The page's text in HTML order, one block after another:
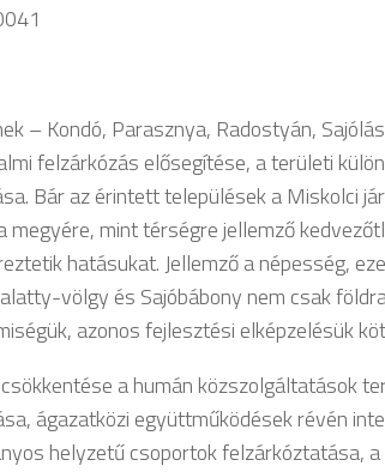
– Kondó, Parasznya, Radostyán,
felzárkózás elősegítése, a területi
Bár az érintett települések a Miskolci
mint térségre jellemző
hatásukat. Jellemző a népesség,
völgy és Sajóbábony nem csak
azonos fejlesztési elképzelésük
a humán közszolgáltatások
ágazatközi együttműködések révén
helyzetű csoportok felzárkóztatása,